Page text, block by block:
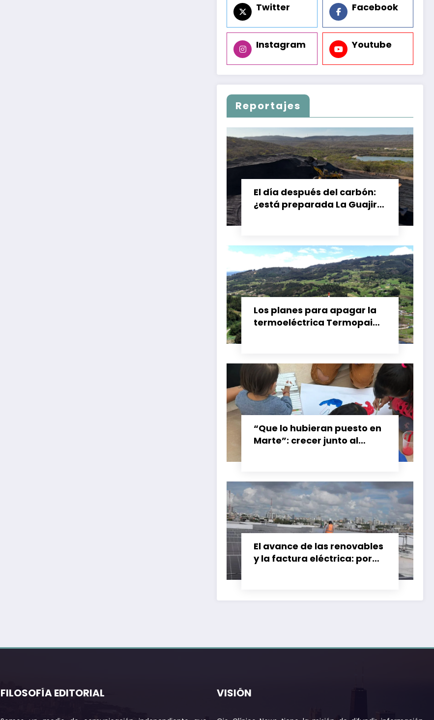
Twitter Facebook
Instagram Youtube
Reportajes
El día después del carbón:
¿está preparada La Guajira
Los planes para apagar la
termoeléctrica Termopaipa
“Que lo hubieran puesto en
Marte”: crecer junto al
El avance de las renovables
y la factura eléctrica: por
FILOSOFÍA EDITORIAL VISIÓN